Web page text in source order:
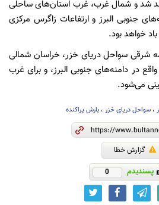
شد و شمال غرب، غرب استان‌های ساحلی
جنوبی البرز و ارتفاعات زاگرس مرکزی
خواهد بود.
شرقی سواحل دریای خزر، خراسان شمالی
در دامنه‌های جنوبی البرز، و برای غرب
می‌شود.
، سواحل دریای خزر ، بارش پراکنده
گزارش خطا
پسندیدم 0